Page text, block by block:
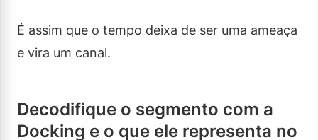
É assim que o tempo deixa de ser uma ameaça
e vira um canal.
Decodifique o segmento com a
Docking e o que ele representa no